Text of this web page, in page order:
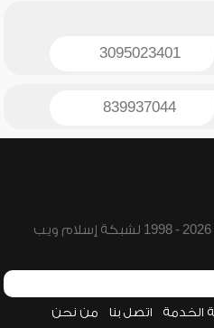
3095023401
839937044
الخدمة اتصل بنا من نحن